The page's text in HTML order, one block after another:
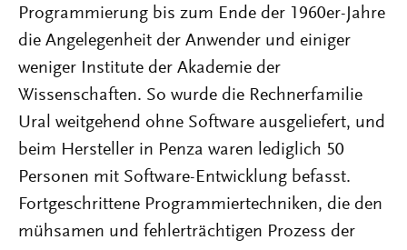
Programmierung bis zum Ende der 1960er-Jahre
die Angelegenheit der Anwender und einiger
weniger Institute der Akademie der
Wissenschaften. So wurde die Rechnerfamilie
Ural weitgehend ohne Software ausgeliefert, und
beim Hersteller in Penza waren lediglich 50
Personen mit Software-Entwicklung befasst.
Fortgeschrittene Programmiertechniken, die den
mühsamen und fehlerträchtigen Prozess der